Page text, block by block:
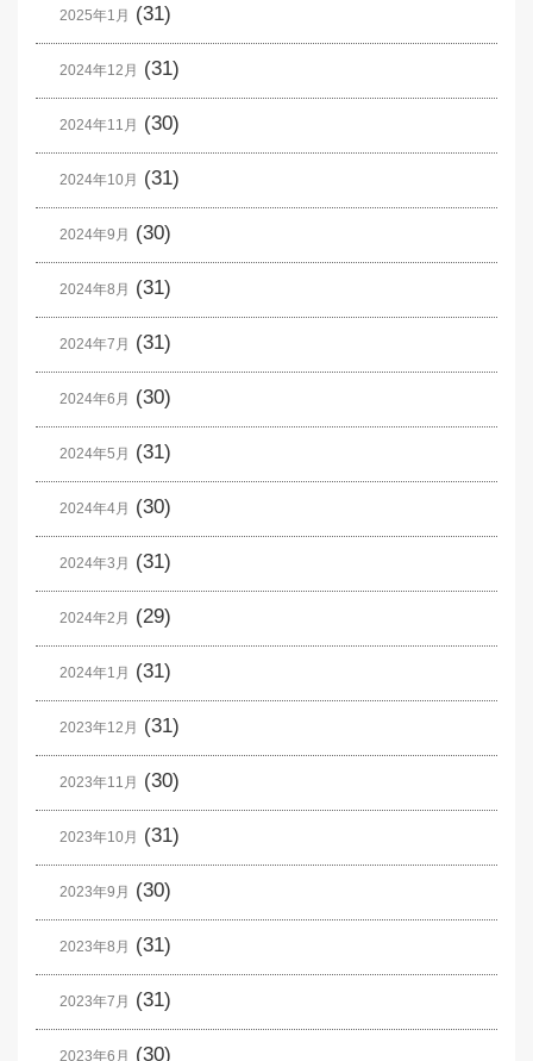
2025年1月 (31)
2024年12月 (31)
2024年11月 (30)
2024年10月 (31)
2024年9月 (30)
2024年8月 (31)
2024年7月 (31)
2024年6月 (30)
2024年5月 (31)
2024年4月 (30)
2024年3月 (31)
2024年2月 (29)
2024年1月 (31)
2023年12月 (31)
2023年11月 (30)
2023年10月 (31)
2023年9月 (30)
2023年8月 (31)
2023年7月 (31)
2023年6月 (30)